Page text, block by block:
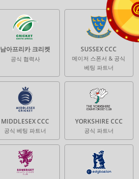
남아프리카 크리켓
공식 협력사
SUSSEX CCC
메이저 스폰서 & 공식
베팅 파트너
MIDDLESEX CCC
공식 베팅 파트너
YORKSHIRE CCC
공식 파트너